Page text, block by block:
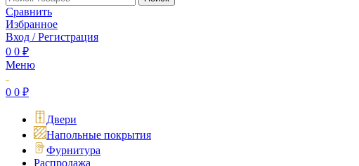
Сравнить
Избранное
Вход / Регистрация
0 0 ₽
Меню
0 0 ₽
Двери
Напольные покрытия
Фурнитура
Распродажа